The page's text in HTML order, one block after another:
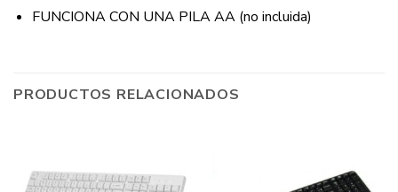
FUNCIONA CON UNA PILA AA (no incluida)
PRODUCTOS RELACIONADOS